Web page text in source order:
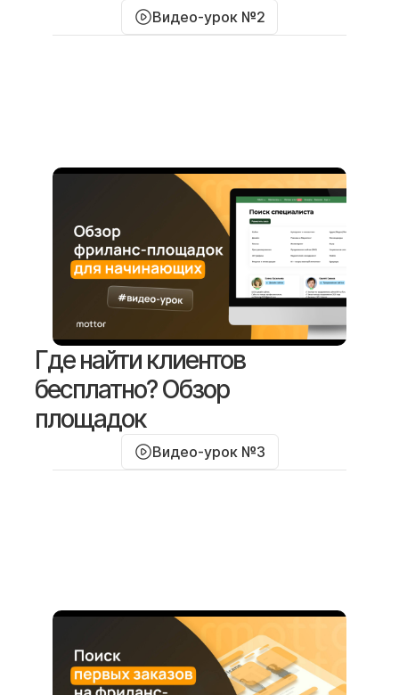
Видео-урок №2
Где найти клиентов
бесплатно? Обзор
площадок
Видео-урок №3